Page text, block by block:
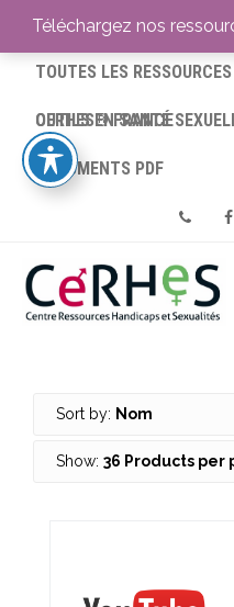
ACCUEIL
TOUTES LES
CERHES® FRANCE
OUTILS EN SANTÉ
DOCUMENTS PDF
Phone
Sort by: Nom
Show: 36 Products per
Téléchargez nos